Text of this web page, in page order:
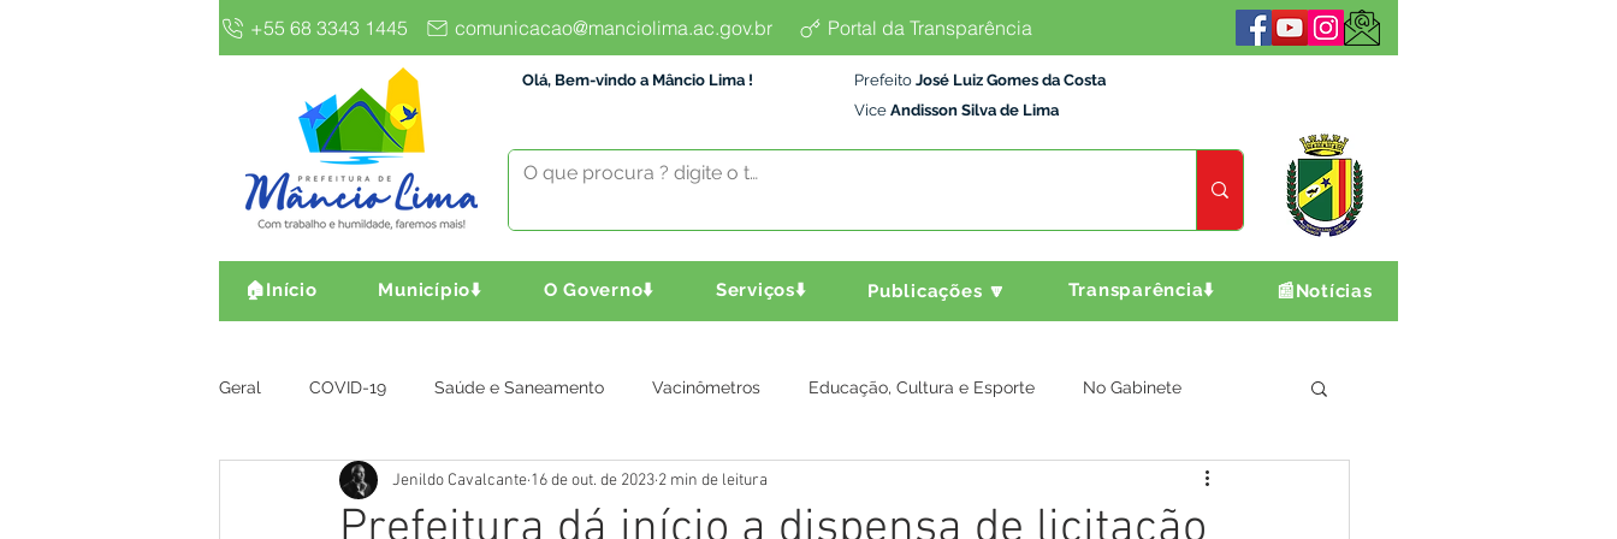
+55 68 3343 1445 comunicacao@manciolima.ac.gov.br Portal da Transparência
Olá, Bem-vindo a Mâncio Lima ! Prefeito José Luiz Gomes da Costa
Vice Andisson Silva de Lima
🏠Início Município⬇️ O Governo⬇️ Serviços⬇️ Publicações 🔽 Transparência⬇️ 📰Notícias
Geral COVID-19 Saúde e Saneamento Vacinômetros Educação, Cultura e Esporte No Gabinete
Gestão e Finanças Infra, Obra e Transporte Assistência Social Agricultura e Produção
Jenildo Cavalcante 16 de out. de 2023 2 min de leitura